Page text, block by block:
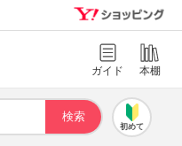
ガイド 本棚
初めて